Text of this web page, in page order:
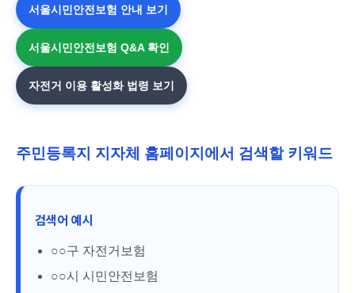
서울시민안전보험 안내 보기
서울시민안전보험 Q&A 확인
자전거 이용 활성화 법령 보기
주민등록지 지자체 홈페이지에서 검색할 키워드
검색어 예시
○○구 자전거보험
○○시 시민안전보험